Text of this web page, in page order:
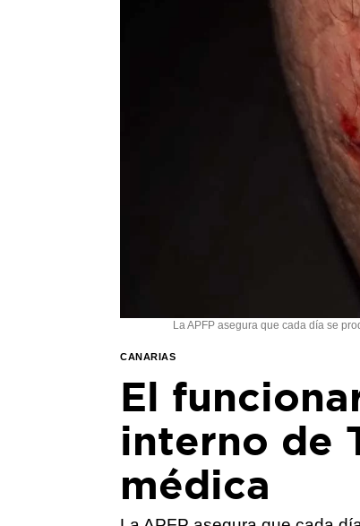
La APFP asegura que cada día se
CANARIAS
El
interno de
médica